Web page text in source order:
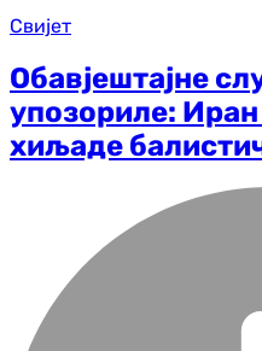
Свијет
Обавјештајне
упозориле:
хиљаде